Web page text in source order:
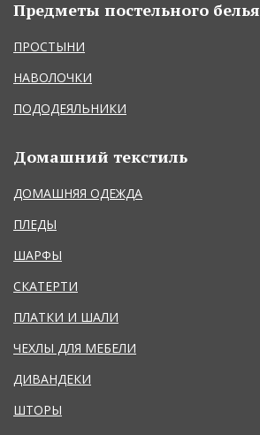
Предметы постельного белья
ПРОСТЫНИ
НАВОЛОЧКИ
ПОДОДЕЯЛЬНИКИ
Домашний текстиль
ДОМАШНЯЯ ОДЕЖДА
ПЛЕДЫ
ШАРФЫ
СКАТЕРТИ
ПЛАТКИ И ШАЛИ
ЧЕХЛЫ ДЛЯ МЕБЕЛИ
ДИВАНДЕКИ
ШТОРЫ